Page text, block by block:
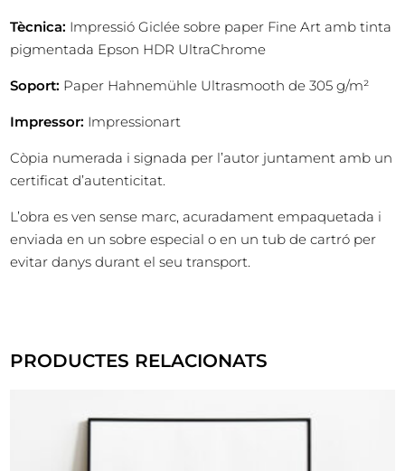
Tècnica: Impressió Giclée sobre paper Fine Art amb tinta
pigmentada Epson HDR UltraChrome
Soport: Paper Hahnemühle Ultrasmooth de 305 g/m²
Impressor: Impressionart
Còpia numerada i signada per l’autor juntament amb un
certificat d’autenticitat.
L’obra es ven sense marc, acuradament empaquetada i
enviada en un sobre especial o en un tub de cartró per
evitar danys durant el seu transport.
PRODUCTES RELACIONATS